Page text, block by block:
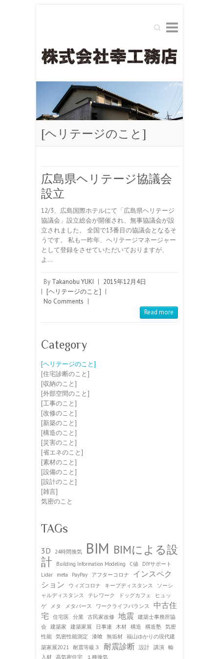
Search
[ヘリテージのこと]
広島県ヘリテージ協議会
設立
12/3、広島国際ホテルにて「広島県ヘリテージ
協議会」設立総会が開催され、無事協議会が設
立されました。 全国で13番目の協議会となるそ
うです。 私も一昨年、ヘリテージマネージャー
として登録をさせていただいておりますが、
よ…
By Takanobu YUKI | 2015年12月4日
| [ヘリテージのこと] |
No Comments |
Read more
Category
[ヘリテージのこと]
[住宅診断のこと]
[収納のこと]
[外部空間のこと]
[工事のこと]
[改修のこと]
[新築のこと]
[構造のこと]
[災害のこと]
[省エネのこと]
[素材のこと]
[設備のこと]
[設計のこと]
[雑言]
気密のこと
TAGs
3D 24時間換気 BIM BIMによる設
計
Building Information Modeling C値
DIYサポート
Lidar
meta PayPay アフターコロナ
インスペク
ション
ウィズコロナ キープディスタンス
ソーシ
ャルディスタンス
テレワーク ドッグカフェ
ヒュッ
ゲ
メタ メタバース ワークライフバランス
中古住
宅
住宅医 分業 古民家改修 地震
建築士事務所協
会 建築家 建築家展 日事連 木材 構造 構造塾 気密
性能 気密性能測定 漆喰 無垢材 福山ゆかりの現代建
築家展2021 耐震等級３ 耐震診断 設計 講演 輸
入材 高気密住宅 １種換気